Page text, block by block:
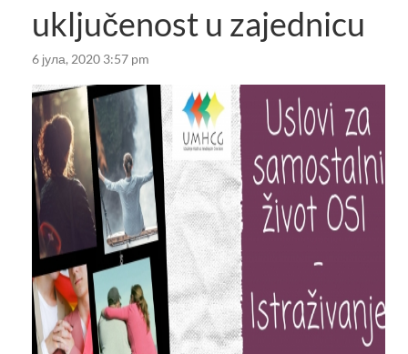
uključenost u zajednicu
6 јула, 2020 3:57 pm